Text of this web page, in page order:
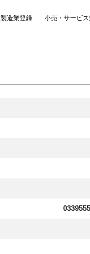
製造業登録 小売・サービ